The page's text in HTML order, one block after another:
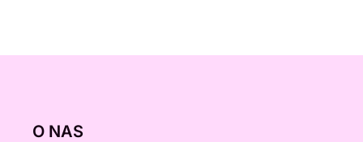
O NAS